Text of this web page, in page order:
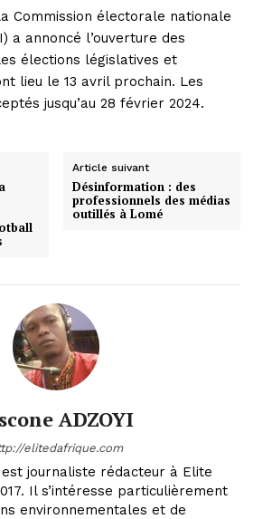
Commission électorale nationale
a annoncé l’ouverture des
élections législatives et
lieu le 13 avril prochain. Les
jusqu’au 28 février 2024.
Article suivant
Désinformation : des
professionnels des médias
outillés à Lomé
ADZOYI
elitedafrique.com
est journaliste rédacteur à Elite
Il s’intéresse particulièrement
environnementales et de